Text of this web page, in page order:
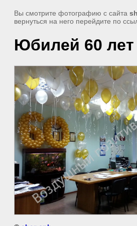
Вы смотрите фотографию с сайта
вернуться на него перейдите по
Юбилей 60 лет